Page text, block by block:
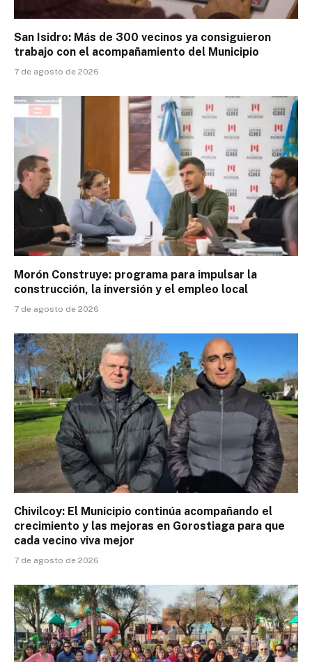
San Isidro: Más de 300 vecinos ya consiguieron
trabajo con el acompañamiento del Municipio
7 de agosto de 2026
Morón Construye: programa para impulsar la
construcción, la inversión y el empleo local
7 de agosto de 2026
Chivilcoy: El Municipio continúa acompañando el
crecimiento y las mejoras en Gorostiaga para que
cada vecino viva mejor
7 de agosto de 2026